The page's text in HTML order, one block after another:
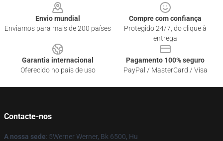
Envio mundial
Enviamos para mais de 200 países
Compre com confiança
Protegido 24/7, do clique à
entrega
Garantia internacional
Oferecido no país de uso
Pagamento 100% seguro
PayPal / MasterCard / Visa
Contacte-nos
A nossa sede: 5Werner Werner, Bk 6500, Hu